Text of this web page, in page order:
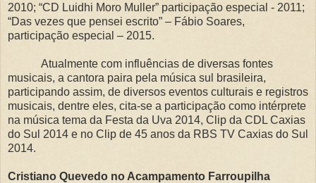
2010; “CD Luidhi Moro Muller” participação especial - 2011;
“Das vezes que pensei escrito” – Fábio Soares,
participação especial – 2015.
Atualmente com influências de diversas fontes
musicais, a cantora paira pela música sul brasileira,
participando assim, de diversos eventos culturais e registros
musicais, dentre eles, cita-se a participação como intérprete
na música tema da Festa da Uva 2014, Clip da CDL Caxias
do Sul 2014 e no Clip de 45 anos da RBS TV Caxias do Sul
2014.
Cristiano Quevedo no Acampamento Farroupilha